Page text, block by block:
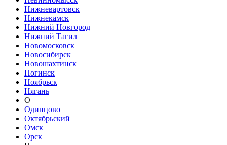
Нижневартовск
Нижнекамск
Нижний Новгород
Нижний Тагил
Новомосковск
Новосибирск
Новошахтинск
Ногинск
Ноябрьск
Нягань
О
Одинцово
Октябрьский
Омск
Орск